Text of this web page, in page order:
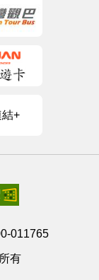
+
011765
有